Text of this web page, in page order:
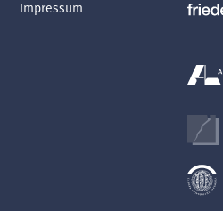
Impressum